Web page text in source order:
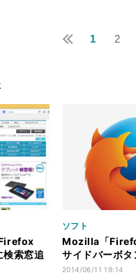
1 2
索窓追
ソフト
Mozilla「
サイドバーボ
インのホワイト
2014/06/11 19:14